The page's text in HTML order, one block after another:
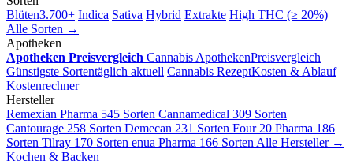
Blüten3.700+ Indica Sativa Hybrid Extrakte High THC (≥ 20%)
Alle Sorten →
Apotheken
Apotheken Preisvergleich Cannabis ApothekenPreisvergleich
Günstigste Sortentäglich aktuell Cannabis RezeptKosten & Ablauf
Kostenrechner
Hersteller
Remexian Pharma 545 Sorten Cannamedical 309 Sorten
Cantourage 258 Sorten Demecan 231 Sorten Four 20 Pharma 186
Sorten Tilray 170 Sorten enua Pharma 166 Sorten Alle Hersteller →
Kochen & Backen